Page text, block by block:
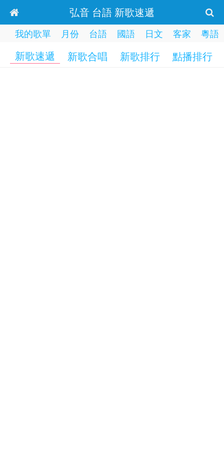
弘音 台語 新歌速遞
我的歌單 月份 台語 國語 日文 客家 粵語
新歌速遞 新歌合唱 新歌排行 點播排行